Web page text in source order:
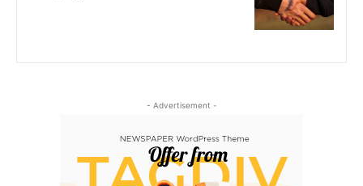
- Advertisement -